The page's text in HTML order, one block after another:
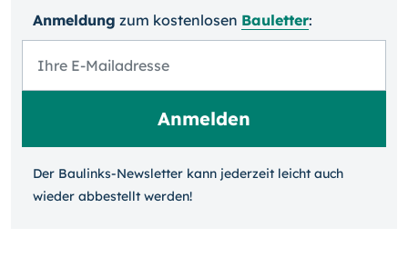
Anmeldung zum kosten­losen Bauletter:
Der Baulinks-Newsletter kann jeder­zeit leicht auch
wieder ab­bestellt werden!